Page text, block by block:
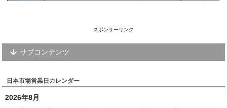
スポンサーリンク
サブコンテンツ
日本市場営業日カレンダー
2026年8月